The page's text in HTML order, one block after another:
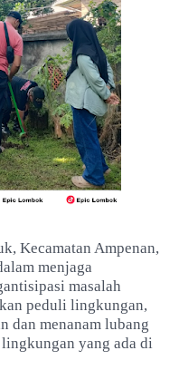
Kecamatan Ampenan,
menjaga
masalah
peduli lingkungan,
dan menanam lubang
yang ada di